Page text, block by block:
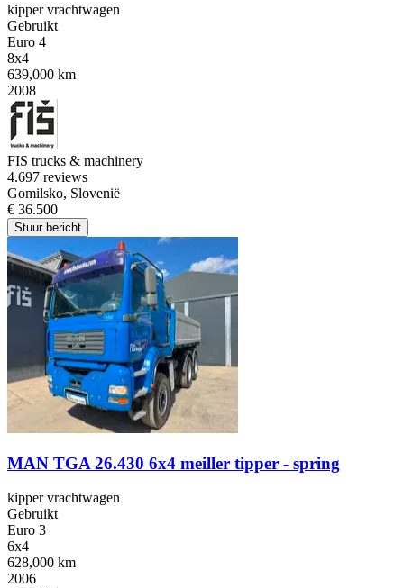
kipper vrachtwagen
Gebruikt
Euro 4
8x4
639,000 km
2008
FIS trucks & machinery
4.697 reviews
Gomilsko, Slovenië
€ 36.500
Stuur bericht
MAN TGA 26.430 6x4 meiller tipper - spring
kipper vrachtwagen
Gebruikt
Euro 3
6x4
628,000 km
2006